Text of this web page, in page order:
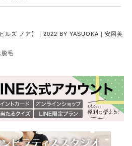
ルズ ノア】｜2022 BY YASUOKA｜安岡美
毛